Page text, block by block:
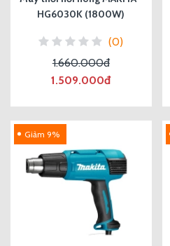
HG6030K (1800W)
(0)
1.660.000đ
1.509.000đ
Giảm 9%